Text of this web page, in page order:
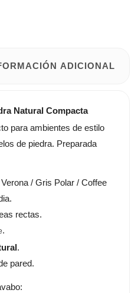
ADICIONAL
Natural Compacta
para ambientes de estilo
de piedra. Preparada
/ Gris Polar / Coffee
rectas.
.
.
pared.